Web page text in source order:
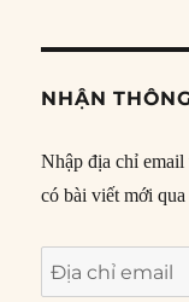
NHẬN
Nhập địa chỉ
có bài viết mới qua
Địa
chỉ